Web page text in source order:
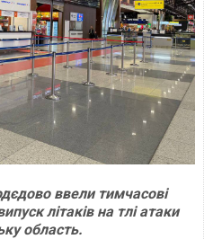
ввели тимчасові
літаків на тлі атаки
область.